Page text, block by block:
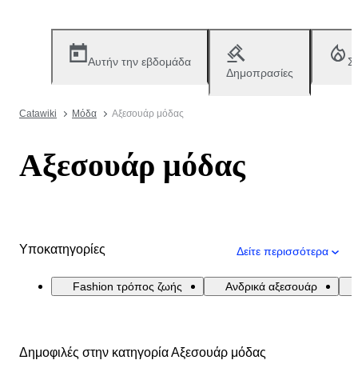
Αυτήν την εβδομάδα
Δημοπρασίες
Catawiki Μόδα Αξεσουάρ μόδας
Αξεσουάρ μόδας
Υποκατηγορίες Δείτε περισσότερα
Fashion τρόπος ζωής Ανδρικά αξεσουάρ
Δημοφιλές στην κατηγορία Αξεσουάρ μόδας